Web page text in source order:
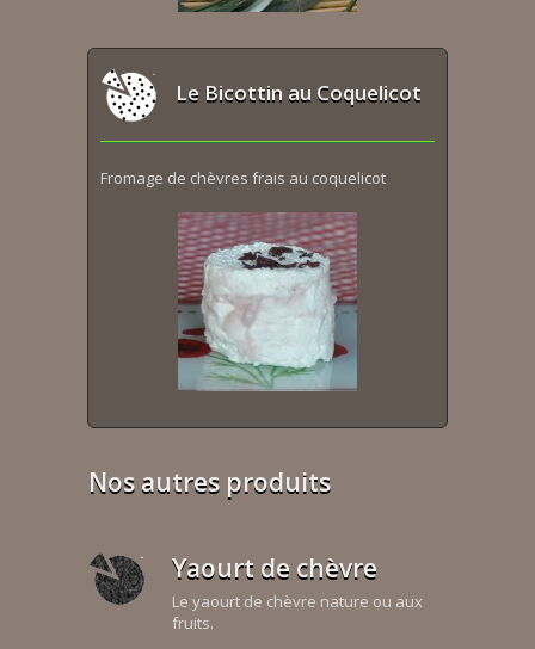
Le Bicottin au Coquelicot
Fromage de chèvres frais au coquelicot
Nos autres produits
Yaourt de chèvre
Le yaourt de chèvre nature ou aux
fruits.